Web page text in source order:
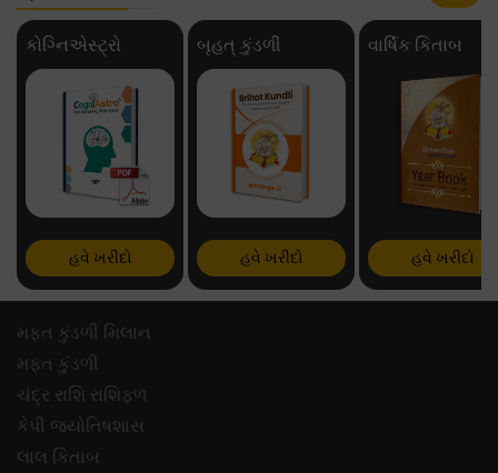
કોગ્નિએસ્ટ્રો
હવે ખરીદો
બૃહત્ કુંડળી
હવે ખરીદો
વાર્ષિક કિતાબ
હવે ખરીદો
મફ્ત કુંડળી મિલાન
મફ્ત કુંડળી
ચંદ્ર રાશિ રાશિફળ
કેપી જ્યોતિષશાસ
લાલ કિતાબ